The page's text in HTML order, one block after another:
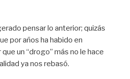
pensar lo anterior; quizás
por años ha habido en
un “drogo” más no le hace
ya nos rebasó.